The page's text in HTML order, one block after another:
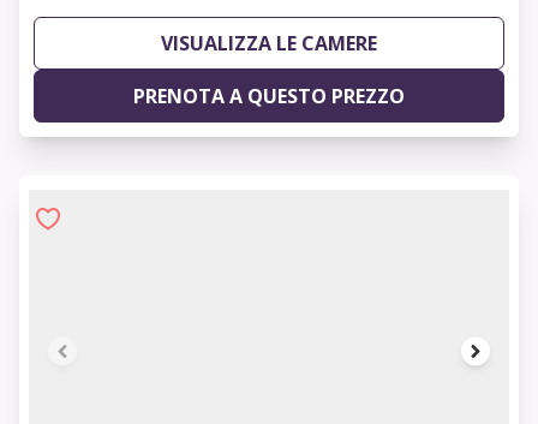
VISUALIZZA LE CAMERE
PRENOTA A QUESTO PREZZO